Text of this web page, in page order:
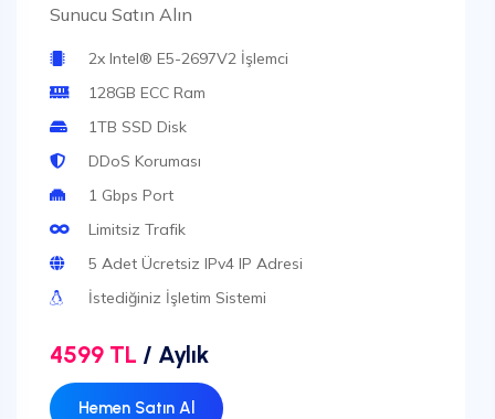
Sunucu Satın Alın
2x Intel® E5-2697V2 İşlemci
128GB ECC Ram
1TB SSD Disk
DDoS Koruması
1 Gbps Port
Limitsiz Trafik
5 Adet Ücretsiz IPv4 IP Adresi
İstediğiniz İşletim Sistemi
Hemen Satın Al
4599 TL / Aylık